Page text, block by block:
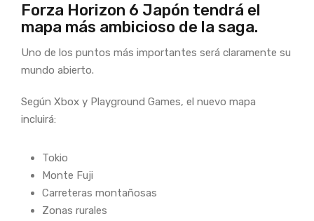
Forza Horizon 6 Japón tendrá el
mapa más ambicioso de la saga.
Uno de los puntos más importantes será claramente su
mundo abierto.
Según Xbox y Playground Games, el nuevo mapa
incluirá:
Tokio
Monte Fuji
Carreteras montañosas
Zonas rurales